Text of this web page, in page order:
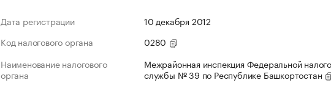
Дата регистрации
10 декабря 2012
Код налогового органа
0280
Наименование налогового
органа
Межрайонная инспекция Федеральной
службы № 39 по Республике Башкортостан